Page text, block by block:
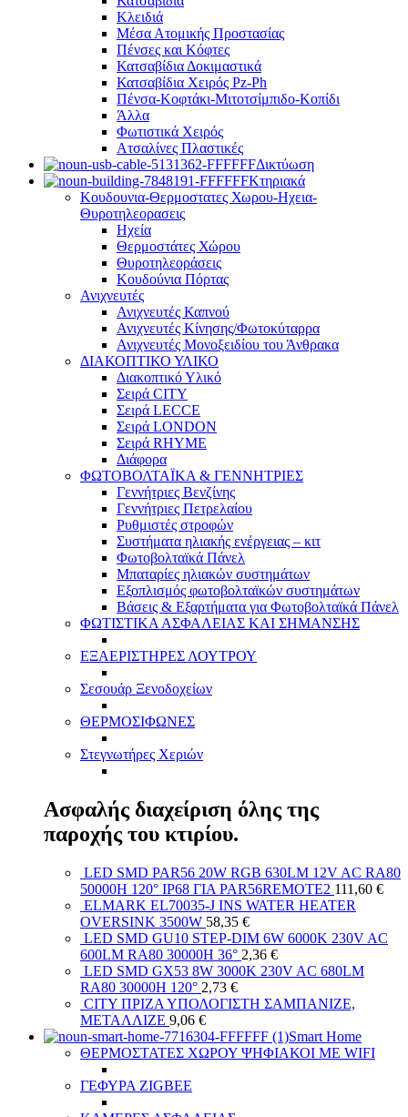
Κλειδιά
Μέσα Ατομικής Προστασίας
Πένσες και Κόφτες
Κατσαβίδια Δοκιμαστικά
Κατσαβίδια Χειρός Pz-Ph
Πένσα-Κοφτάκι-Μιτοτσίμπιδο-Κοπίδι
Άλλα
Φωτιστικά Χειρός
Ατσαλίνες Πλαστικές
Δικτύωση
Κτηριακά
Κουδουνια-Θερμοστατες Χωρου-Ηχεια-
Θυροτηλεορασεις
Ηχεία
Θερμοστάτες Χώρου
Θυροτηλεοράσεις
Κουδούνια Πόρτας
Ανιχνευτές
Ανιχνευτές Καπνού
Ανιχνευτές Κίνησης/Φωτοκύταρρα
Ανιχνευτές Μονοξειδίου του Άνθρακα
ΔΙΑΚΟΠΤΙΚΟ ΥΛΙΚΟ
Διακοπτικό Υλικό
Σειρά CITY
Σειρά LECCE
Σειρά LONDON
Σειρά RHYME
Διάφορα
ΦΩΤΟΒΟΛΤΑΪΚΑ & ΓΕΝΝΗΤΡΙΕΣ
Γεννήτριες Βενζίνης
Γεννήτριες Πετρελαίου
Ρυθμιστές στροφών
Συστήματα ηλιακής ενέργειας – κιτ
Φωτοβολταϊκά Πάνελ
Μπαταρίες ηλιακών συστημάτων
Εξοπλισμός φωτοβολταϊκών συστημάτων
Βάσεις & Εξαρτήματα για Φωτοβολταϊκά Πάνελ
ΦΩΤΙΣΤΙΚΑ ΑΣΦΑΛΕΙΑΣ ΚΑΙ ΣΗΜΑΝΣΗΣ
ΕΞΑΕΡΙΣΤΗΡΕΣ ΛΟΥΤΡΟΥ
Σεσουάρ Ξενοδοχείων
ΘΕΡΜΟΣΙΦΩΝΕΣ
Στεγνωτήρες Χεριών
Ασφαλής διαχείριση όλης της
παροχής του κτιρίου.
LED SMD PAR56 20W RGB 630LM 12V AC RA80
50000H 120° IP68 ΓΙΑ PAR56REMOTE2 111,60 €
ELMARK EL70035-J INS WATER HEATER
OVERSINK 3500W 58,35 €
LED SMD GU10 STEP-DIM 6W 6000K 230V AC
600LM RA80 30000H 36° 2,36 €
LED SMD GX53 8W 3000K 230V AC 680LM
RA80 30000H 120° 2,73 €
CITY ΠΡΙΖΑ ΥΠΟΛΟΓΙΣΤΗ ΣΑΜΠΑΝΙΖΕ,
ΜΕΤΑΛΛΙΖΕ 9,06 €
Smart Home
ΘΕΡΜΟΣΤΑΤΕΣ ΧΩΡΟΥ ΨΗΦΙΑΚΟΙ ΜΕ WIFI
ΓΕΦΥΡΑ ZIGBEE